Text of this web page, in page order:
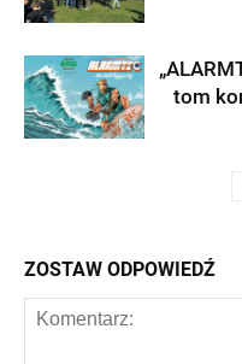
tom
ZOSTAW ODPOWIEDŹ